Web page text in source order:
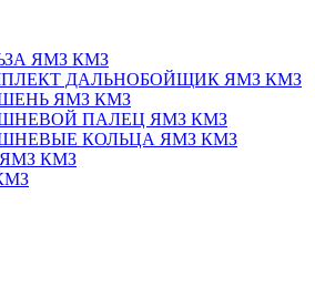
ЯМЗ КМЗ
ДАЛЬНОБОЙЩИК ЯМЗ КМЗ
ЯМЗ КМЗ
ПАЛЕЦ ЯМЗ КМЗ
КОЛЬЦА ЯМЗ КМЗ
КМЗ